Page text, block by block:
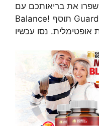
שפרו את בריאותכם עם Guardian Botanicals Blood
Balance! תוסף Guardian Blood Balance ישראל